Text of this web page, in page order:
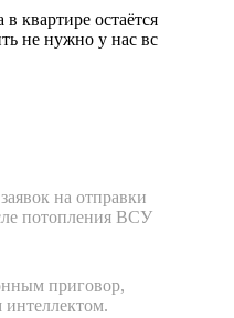
квартире остаётся
не нужно у нас вс
на отправки
потопления ВСУ
приговор,